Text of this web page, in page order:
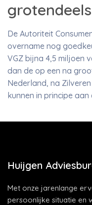
De Autoriteit
overname nog
VGZ bijna 4,5 miljoen
dan de op een na
Nederland, na
kunnen in principe aan
Huijgen
Met onze jarenlange
persoonlijke situatie en